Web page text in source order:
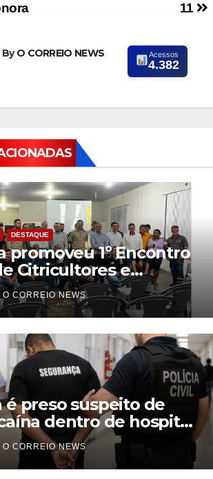
11
ByO CORREIO NEWS Acessos
4.382
DESTAQUE
promoveu 1º Encontro
Citricultores e
desenvolvimento da
O CORREIO NEWS
é preso suspeito de
dentro de hospital
facção em Cassilândia
O CORREIO NEWS